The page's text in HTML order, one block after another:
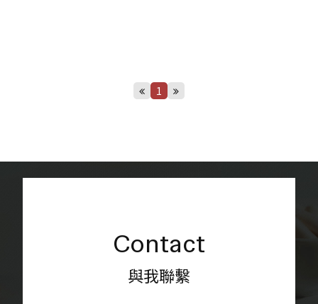
1
Contact
與我聯繫